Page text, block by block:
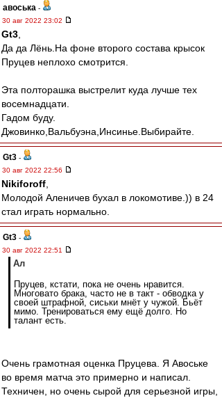
авоська -
30 авг 2022 23:02
Gt3
Да да Лёнь.На фоне второго состава крысок
Пруцев неплохо смотрится.
Эта полторашка выстрелит куда лучше тех
восемнадцати.
Гадом буду.
Джовинко,Вальбуэна,Инсинье.Выбирайте.
Gt3 -
30 авг 2022 22:56
Nikiforoff
Молодой Аленичев бухал в локомотиве.)) в 24
стал играть нормально.
Gt3 -
30 авг 2022 22:51
Ал
Пруцев, кстати, пока не очень нравится.
Многовато брака, часто не в такт - обводка у
своей штрафной, сиськи мнёт у чужой. Бьёт
мимо. Тренироваться ему ещё долго. Но
талант есть.
Очень грамотная оценка Пруцева. Я Авоське
во время матча это примерно и написал.
Техничен, но очень сырой для серьезной игры,